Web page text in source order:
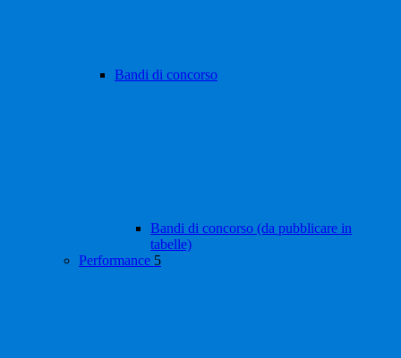
Bandi di concorso
Bandi di concorso (da pubblicare in
tabelle)
Performance 5